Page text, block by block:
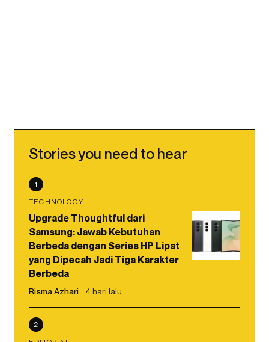
Stories you need to hear
1
TECHNOLOGY
Upgrade Thoughtful dari
Samsung: Jawab Kebutuhan
Berbeda dengan Series HP Lipat
yang Dipecah Jadi Tiga Karakter
Berbeda
Risma Azhari 4 hari lalu
2